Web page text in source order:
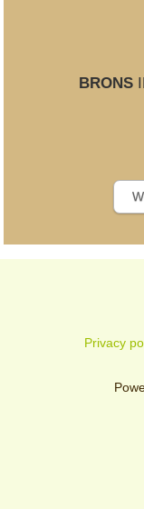
BRONS
Privacy